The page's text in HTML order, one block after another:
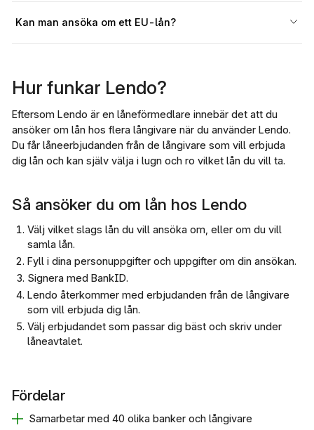
Kan man ansöka om ett EU-lån?
Hur funkar Lendo?
Eftersom Lendo är en låneförmedlare innebär det att du
ansöker om lån hos flera långivare när du använder Lendo.
Du får låneerbjudanden från de långivare som vill erbjuda
dig lån och kan själv välja i lugn och ro vilket lån du vill ta.
Så ansöker du om lån hos Lendo
Välj vilket slags lån du vill ansöka om, eller om du vill
samla lån.
Fyll i dina personuppgifter och uppgifter om din ansökan.
Signera med BankID.
Lendo återkommer med erbjudanden från de långivare
som vill erbjuda dig lån.
Välj erbjudandet som passar dig bäst och skriv under
låneavtalet.
Fördelar
Samarbetar med 40 olika banker och långivare